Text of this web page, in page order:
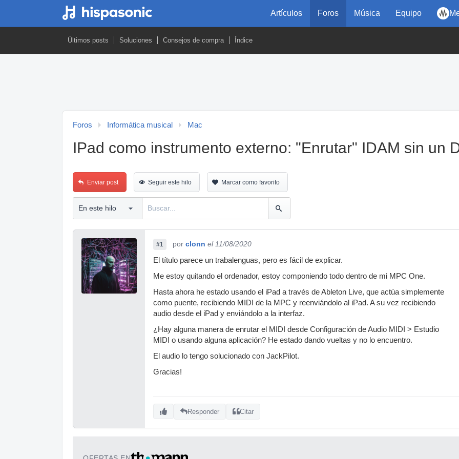
Artículos Foros Música Equipo
Últimos posts Soluciones Consejos de compra Índice
Foros Informática musical Mac
IPad como instrumento externo: "Enrutar" IDAM sin un
Enviar post Seguir este hilo Marcar como favorito
#1 por clonn el 11/08/2020
El título parece un trabalenguas, pero es fácil de explicar.
Me estoy quitando el ordenador, estoy componiendo todo dentro de mi MPC One.
Hasta ahora he estado usando el iPad a través de Ableton Live, que actúa simplemente
como puente, recibiendo MIDI de la MPC y reenviándolo al iPad. A su vez recibiendo
audio desde el iPad y enviándolo a la interfaz.
¿Hay alguna manera de enrutar el MIDI desde Configuración de Audio MIDI > Estudio
MIDI o usando alguna aplicación? He estado dando vueltas y no lo encuentro.
El audio lo tengo solucionado con JackPilot.
Gracias!
Responder Citar